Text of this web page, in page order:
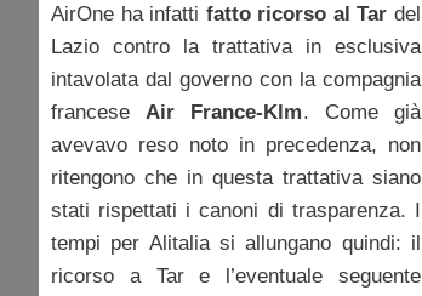
AirOne ha infatti fatto ricorso al Tar del
Lazio contro la trattativa in esclusiva
intavolata dal governo con la compagnia
franceseAir France-Klm. Come già
avevavo reso noto in precedenza, non
ritengono che in questa trattativa siano
stati rispettati i canoni di trasparenza. I
tempi per Alitalia si allungano quindi: il
ricorso a Tar e l’eventuale seguente